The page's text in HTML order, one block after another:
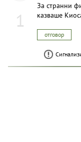
1
За странни
казваше
отговор